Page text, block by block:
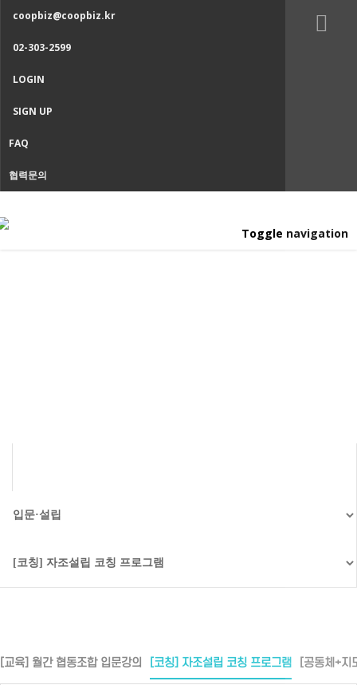
coopbiz@coopbiz.kr
02-303-2599
LOGIN
SIGN UP
FAQ
협력문의
Toggle navigation
[교육] 월간 협동조합 입문강의 [코칭] 자조설립 코칭 프로그램 [공동체+지